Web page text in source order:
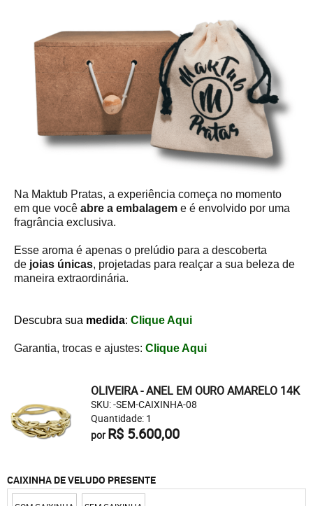
Na Maktub Pratas, a experiência começa no momento
em que você abre a embalagem e é envolvido por uma
fragrância exclusiva.
Esse aroma é apenas o prelúdio para a descoberta
de joias únicas, projetadas para realçar a sua beleza de
maneira extraordinária.
Descubra sua medida: Clique Aqui
Garantia, trocas e ajustes: Clique Aqui
OLIVEIRA - ANEL EM OURO AMARELO 14K
SKU: -SEM-CAIXINHA-08
Quantidade: 1
por R$ 5.600,00
CAIXINHA DE VELUDO PRESENTE